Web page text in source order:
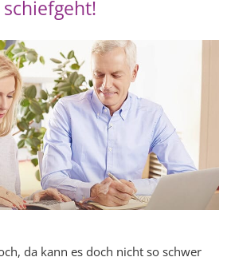
da kann es doch nicht so schwer